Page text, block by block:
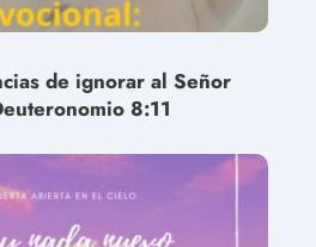
de ignorar al Señor
8:11